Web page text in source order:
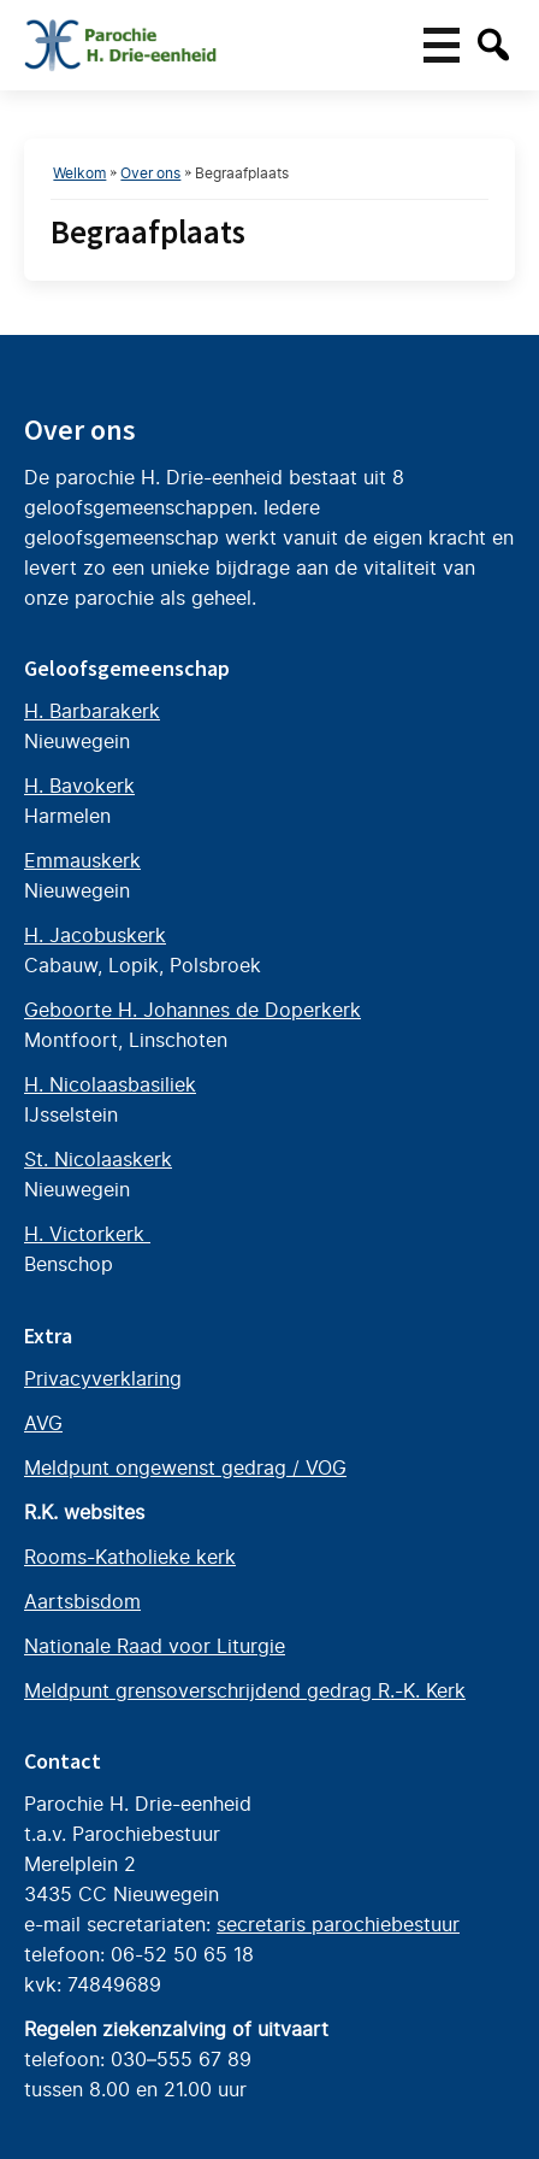
Welkom »Over ons » Begraafplaats
Begraafplaats
Over ons
De parochie H. Drie-eenheid bestaat uit 8
geloofsgemeenschappen. Iedere
geloofsgemeenschap werkt vanuit de eigen kracht en
levert zo een unieke bijdrage aan de vitaliteit van
onze parochie als geheel.
Geloofsgemeenschap
H. Barbarakerk
Nieuwegein
H. Bavokerk
Harmelen
Emmauskerk
Nieuwegein
H. Jacobuskerk
Cabauw, Lopik, Polsbroek
Geboorte H. Johannes de Doperkerk
Montfoort, Linschoten
H. Nicolaasbasiliek
IJsselstein
St. Nicolaaskerk
Nieuwegein
H. Victorkerk
Benschop
Extra
Privacyverklaring
AVG
Meldpunt ongewenst gedrag / VOG
R.K. websites
Rooms-Katholieke kerk
Aartsbisdom
Nationale Raad voor Liturgie
Meldpunt grensoverschrijdend gedrag R.-K. Kerk
Contact
Parochie H. Drie-eenheid
t.a.v. Parochiebestuur
Merelplein 2
3435 CC Nieuwegein
e-mail secretariaten: secretaris parochiebestuur
telefoon: 06-52 50 65 18
kvk: 74849689
Regelen ziekenzalving of uitvaart
telefoon: 030–555 67 89
tussen 8.00 en 21.00 uur